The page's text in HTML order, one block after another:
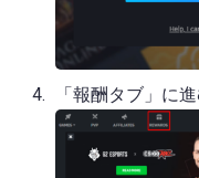
「報酬タブ」に進